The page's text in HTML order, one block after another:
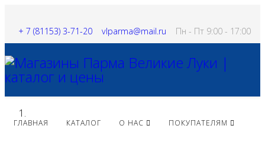
+ 7 (81153) 3-71-20 vlparma@mail.ru Пн - Пт 9:00 - 17:00
ГЛАВНАЯ КАТАЛОГ О НАС ПОКУПАТЕЛЯМ